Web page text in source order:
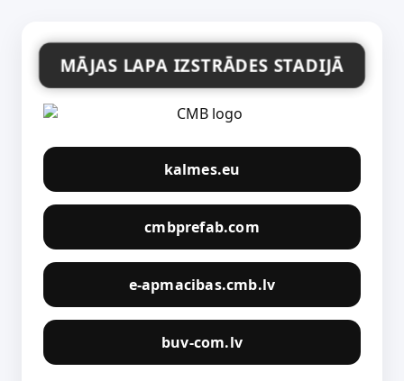
MĀJAS LAPA IZSTRĀDES STADIJĀ
kalmes.eu
cmbprefab.com
e-apmacibas.cmb.lv
buv-com.lv